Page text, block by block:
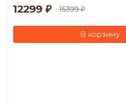
12299 ₽ 15399 ₽
В корзину